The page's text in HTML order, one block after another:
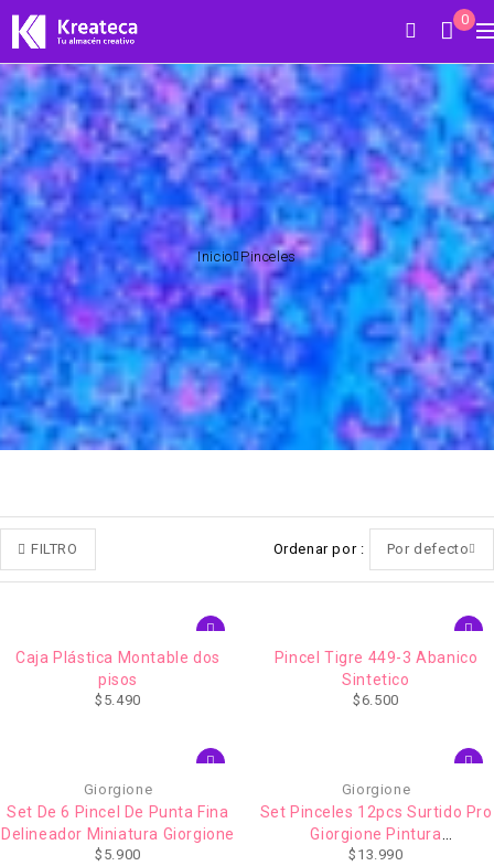
0
Inicio Pinceles
FILTRO Ordenar por Por defecto
Caja Plástica Montable dos
pisos
$ 5.490
Pincel Tigre 449-3 Abanico
Sintetico
$6.500
Giorgione
Set De 6 Pincel De Punta Fina
Delineador Miniatura Giorgione
$ 5.900
Giorgione
Set Pinceles 12pcs Surtido Pro
Giorgione Pintura
Acrylic,Acuarela,Gouache Con
$ 13.990